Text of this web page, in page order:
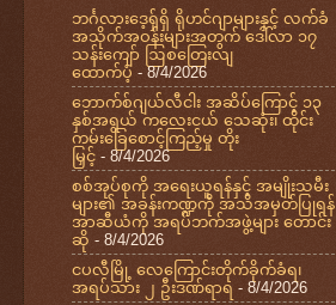
ဘင်္ဂလားဒေ့ရှ်ရှိ ရိုဟင်ဂျာများနှင့် လက်ခံ
အသိုက်အဝန်းများအတွက် ဒေါ်လာ ၁၇
သန်းကျော် ဩစတြေးလျ
ထောက်ပံ့ - 8/4/2026
ဘောက်စ်ဂျယ်လီငါး အဆိပ်ကြောင့် ၁၃
နှစ်အရွယ် ကလေးငယ် သေဆုံး၊ ထိုင်း
ကမ်းခြေစောင့်ကြည့်မှု တိုး
မြှင့် - 8/4/2026
စစ်အုပ်စုကို အရေးယူရန်နှင့် အမျိုးသမီး
များ၏ အခန်းကဏ္ဍကို အသိအမှတ်ပြုရန်
အာဆီယံကို အရပ်ဘက်အဖွဲ့များ တောင်း
ဆို - 8/4/2026
ငပလီမြို့ လေကြောင်းတိုက်ခိုက်ခံရ၊
အရပ်သား ၂ ဦးဒဏ်ရာရ - 8/4/2026